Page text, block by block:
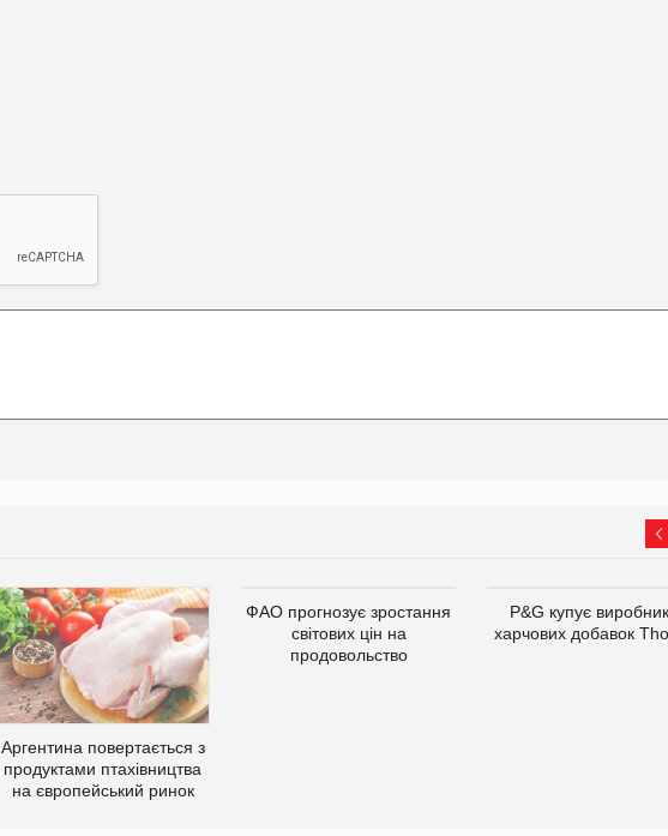
Аргентина повертається з
продуктами птахівництва
на європейський ринок
ФАО прогнозує зростання
світових цін на
продовольство
P&G купує
харчових добавок